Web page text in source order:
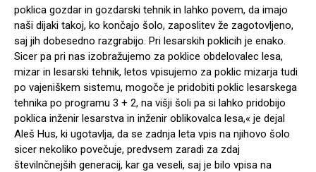
poklica gozdar in gozdarski tehnik in lahko povem, da imajo
naši dijaki takoj, ko končajo šolo, zaposlitev že zagotovljeno,
saj jih dobesedno razgrabijo. Pri lesarskih poklicih je enako.
Sicer pa pri nas izobražujemo za poklice obdelovalec lesa,
mizar in lesarski tehnik, letos vpisujemo za poklic mizarja tudi
po vajeniškem sistemu, mogoče je pridobiti poklic lesarskega
tehnika po programu 3 + 2, na višji šoli pa si lahko pridobijo
poklica inženir lesarstva in inženir oblikovalca lesa,« je dejal
Aleš Hus, ki ugotavlja, da se zadnja leta vpis na njihovo šolo
sicer nekoliko povečuje, predvsem zaradi za zdaj
številnčnejših generacij, kar ga veseli, saj je bilo vpisa na